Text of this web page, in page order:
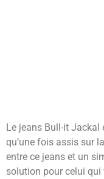
Le jeans Bull-it Jackal
qu’une fois assis sur
entre ce jeans et un
solution pour celui qui